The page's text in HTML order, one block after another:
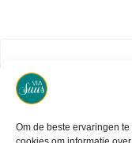
Om de beste ervaringen